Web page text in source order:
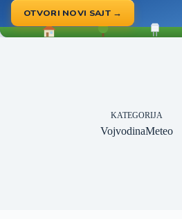
OTVORI NOVI SAJT →
KATEGORIJA
VojvodinaMeteo